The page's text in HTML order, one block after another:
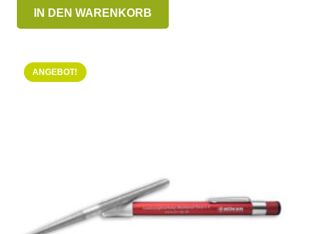
IN DEN WARENKORB
ANGEBOT!